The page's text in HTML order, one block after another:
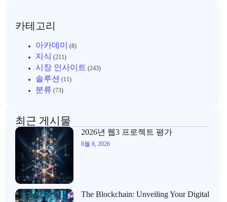
카테고리
아카데미 (8)
지식 (211)
시장 인사이트 (243)
솔루션 (11)
분류 (73)
최근 게시물
2026년 웹3 프로젝트 평가
8월 6, 2026
The Blockchain: Unveiling Your Digital